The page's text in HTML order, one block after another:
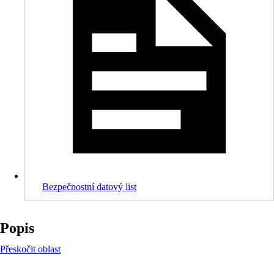
Bezpečnostní datový list
Popis
Přeskočit oblast